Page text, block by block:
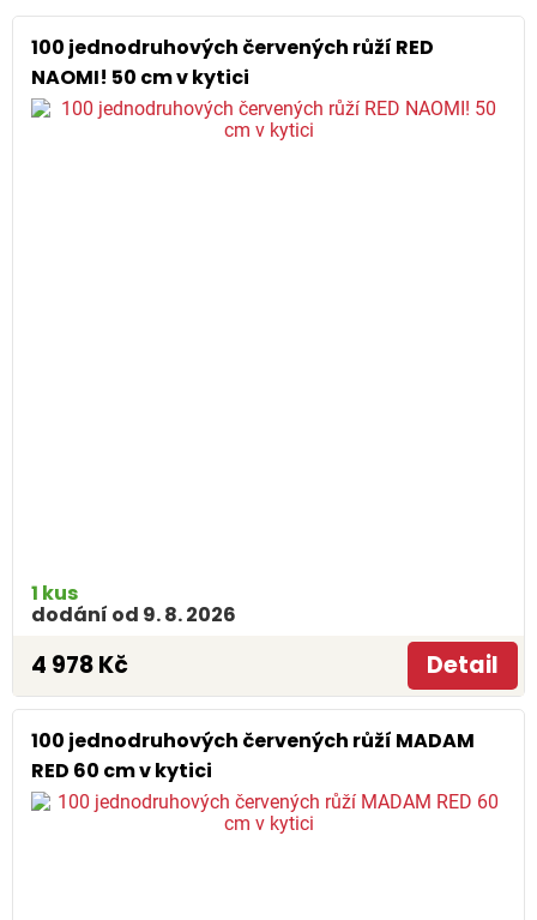
100 jednodruhových červených růží RED
NAOMI! 50 cm v kytici
1 kus
dodání od 9. 8. 2026
4 978 Kč Detail
100 jednodruhových červených růží MADAM
RED 60 cm v kytici